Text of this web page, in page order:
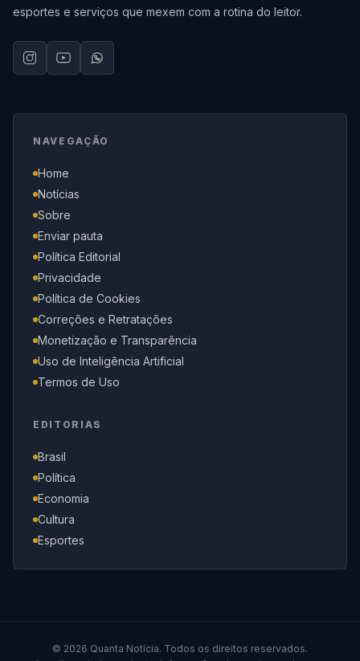
esportes e serviços que mexem com a rotina do leitor.
NAVEGAÇÃO
Home
Notícias
Sobre
Enviar pauta
Política Editorial
Privacidade
Política de Cookies
Correções e Retratações
Monetização e Transparência
Uso de Inteligência Artificial
Termos de Uso
EDITORIAS
Brasil
Política
Economia
Cultura
Esportes
© 2026 Quanta Notícia. Todos os direitos reservados.